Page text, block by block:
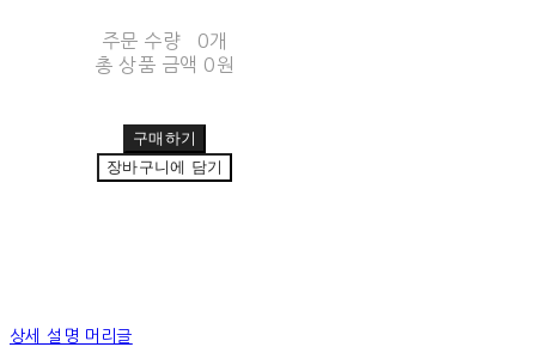
주문 수량
0개
총 상품 금액 0원
구매하기
장바구니에 담기
상세 설명 머리글